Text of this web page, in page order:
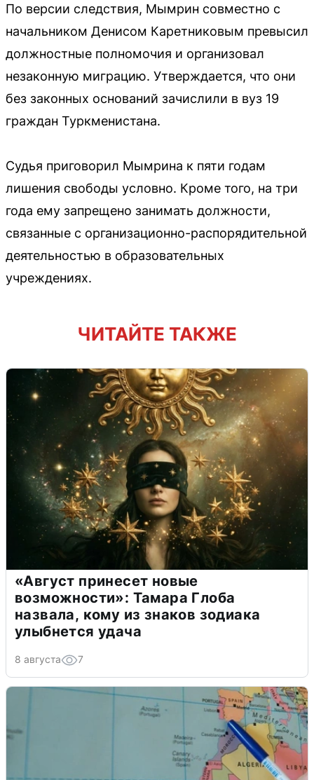
По версии следствия, Мымрин совместно с
начальником Денисом Каретниковым превысил
должностные полномочия и организовал
незаконную миграцию. Утверждается, что они
без законных оснований зачислили в вуз 19
граждан Туркменистана.
Судья приговорил Мымрина к пяти годам
лишения свободы условно. Кроме того, на три
года ему запрещено занимать должности,
связанные с организационно-распорядительной
деятельностью в образовательных
учреждениях.
ЧИТАЙТЕ ТАКЖЕ
«Август принесет новые
возможности»: Тамара Глоба
назвала, кому из знаков зодиака
улыбнется удача
8 августа 7